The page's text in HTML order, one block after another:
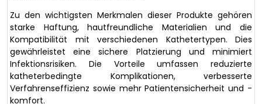
Zu den wichtigsten Merkmalen dieser Produkte gehören
starke Haftung, hautfreundliche Materialien und die
Kompatibilität mit verschiedenen Kathetertypen. Dies
gewährleistet eine sichere Platzierung und minimiert
Infektionsrisiken. Die Vorteile umfassen reduzierte
katheterbedingte Komplikationen, verbesserte
Verfahrenseffizienz sowie mehr Patientensicherheit und -
komfort.